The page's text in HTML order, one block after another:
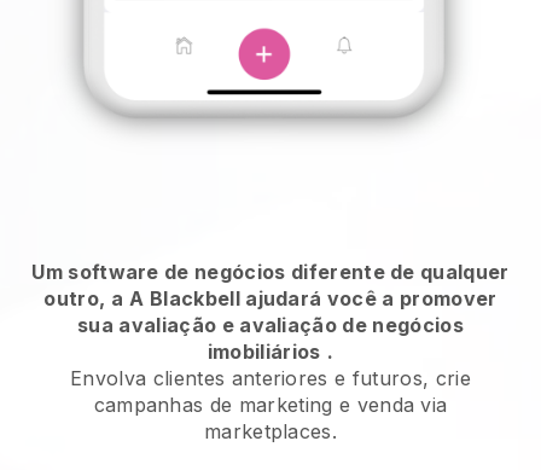
Um software de negócios diferente de qualquer
outro, a A Blackbell ajudará você a promover
sua avaliação e avaliação de negócios
imobiliários .
Envolva clientes anteriores e futuros, crie
campanhas de marketing e venda via
marketplaces.